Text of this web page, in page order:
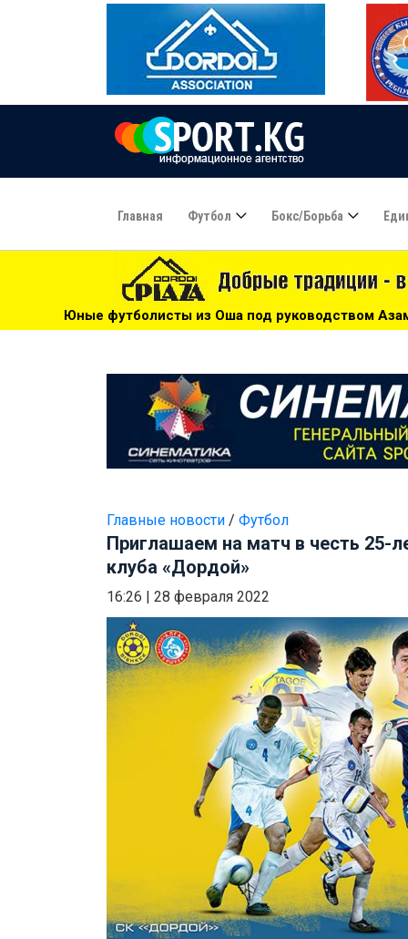
Главная Футбол Бокс/борьба
из Оша под руководством Азамата Байматова
Главные новости / Футбол
Приглашаем на матч в честь 25-
клуба «Дордой»
16:26 28 февраля 2022